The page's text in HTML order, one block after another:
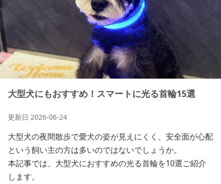
大型犬にもおすすめ！スマートに光る首輪15選
更新日 2026-06-24
大型犬の夜間散歩で愛犬の姿が見えにくく、安全面が心配
という飼い主の方は多いのではないでしょうか。
本記事では、大型犬におすすめの光る首輪を10選ご紹介
します。